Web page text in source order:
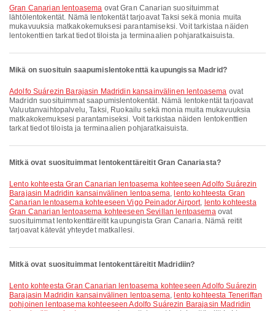
Gran Canarian lentoasema ovat Gran Canarian suosituimmat
lähtölentokentät. Nämä lentokentät tarjoavat Taksi sekä monia muita
mukavuuksia matkakokemuksesi parantamiseksi. Voit tarkistaa näiden
lentokenttien tarkat tiedot tiloista ja terminaalien pohjaratkaisuista.
Mikä on suosituin saapumislentokenttä kaupungissa Madrid?
Adolfo Suárezin Barajasin Madridin kansainvälinen lentoasema ovat
Madridn suosituimmat saapumislentokentät. Nämä lentokentät tarjoavat
Valuutanvaihtopalvelu, Taksi, Ruokailu sekä monia muita mukavuuksia
matkakokemuksesi parantamiseksi. Voit tarkistaa näiden lentokenttien
tarkat tiedot tiloista ja terminaalien pohjaratkaisuista.
Mitkä ovat suosituimmat lentokenttäreitit Gran Canariasta?
lento kohteesta Gran Canarian lentoasema kohteeseen Adolfo Suárezin
Barajasin Madridin kansainvälinen lentoasema, lento kohteesta Gran
Canarian lentoasema kohteeseen Vigo Peinador Airport, lento kohteesta
Gran Canarian lentoasema kohteeseen Sevillan lentoasemaovat
suosituimmat lentokenttäreitit kaupungista Gran Canaria. Nämä reitit
tarjoavat kätevät yhteydet matkallesi.
Mitkä ovat suosituimmat lentokenttäreitit Madridiin?
lento kohteesta Gran Canarian lentoasema kohteeseen Adolfo Suárezin
Barajasin Madridin kansainvälinen lentoasema, lento kohteesta Teneriffan
pohjoinen lentoasema kohteeseen Adolfo Suárezin Barajasin Madridin